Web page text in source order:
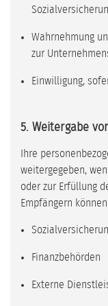
Wahrnehmung
zur
Einwilligung,
5. Weitergabe
Ihre
weitergegeben,
oder zur Erfüllung
Empfängern
Finanzbehörden
Externe